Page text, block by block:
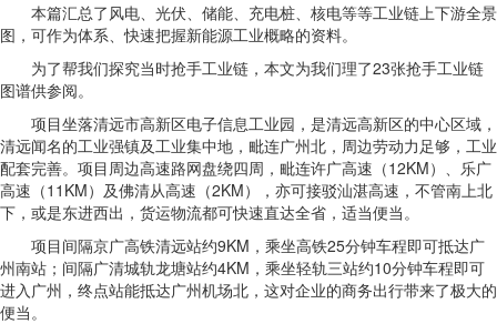
本篇汇总了风电、光伏、储能、充电桩、核电等等工业链上下游全景
图，可作为体系、快速把握新能源工业概略的资料。
为了帮我们探究当时抢手工业链，本文为我们理了23张抢手工业链
图谱供参阅。
项目坐落清远市高新区电子信息工业园，是清远高新区的中心区域，
清远闻名的工业强镇及工业集中地，毗连广州北，周边劳动力足够，工业
配套完善。项目周边高速路网盘绕四周，毗连许广高速（12KM）、乐广
高速（11KM）及佛清从高速（2KM），亦可接驳汕湛高速，不管南上北
下，或是东进西出，货运物流都可快速直达全省，适当便当。
项目间隔京广高铁清远站约9KM，乘坐高铁25分钟车程即可抵达广
州南站；间隔广清城轨龙塘站约4KM，乘坐轻轨三站约10分钟车程即可
进入广州，终点站能抵达广州机场北，这对企业的商务出行带来了极大的
便当。